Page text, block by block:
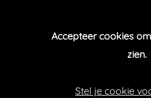
Accepteer cookies
zien.
Stel je cookie